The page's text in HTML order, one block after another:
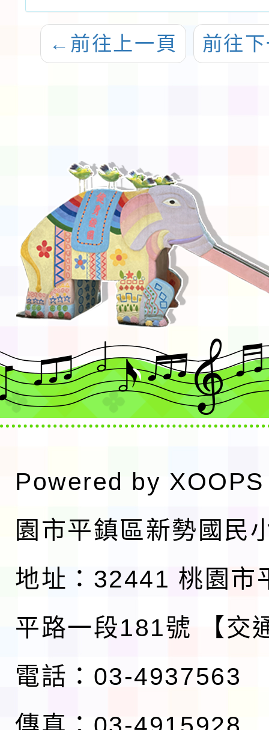
← 前往上一頁 前往
Powered by XOOPS
園市平鎮區新勢國民
地址：32441 桃園市
平路一段181號
【交
電話：03-4937563